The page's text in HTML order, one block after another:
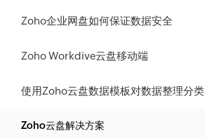
Zoho企业网盘如何保证数据安全
Zoho Workdive云盘移动端
使用Zoho云盘数据模板对数据整理分类
Zoho云盘解决方案